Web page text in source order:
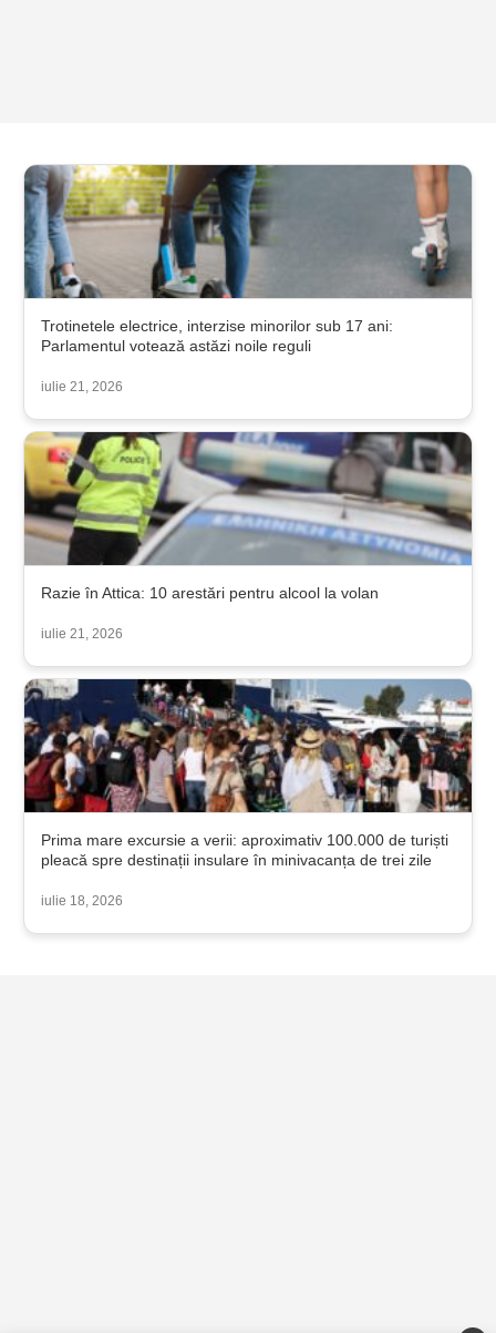
Trotinetele electrice, interzise minorilor sub 17 ani:
Parlamentul votează astăzi noile reguli
iulie 21, 2026
Razie în Attica: 10 arestări pentru alcool la volan
iulie 21, 2026
Prima mare excursie a verii: aproximativ 100.000 de turiști
pleacă spre destinații insulare în minivacanța de trei zile
iulie 18, 2026